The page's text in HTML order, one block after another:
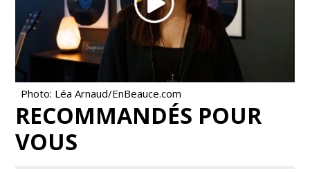
Photo: Léa Arnaud/EnBeauce.com
RECOMMANDÉS POUR
VOUS